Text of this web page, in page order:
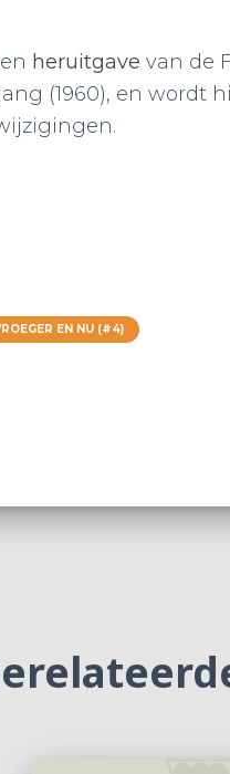
heruitgave van de
(1960), en wordt
EN NU (#4)